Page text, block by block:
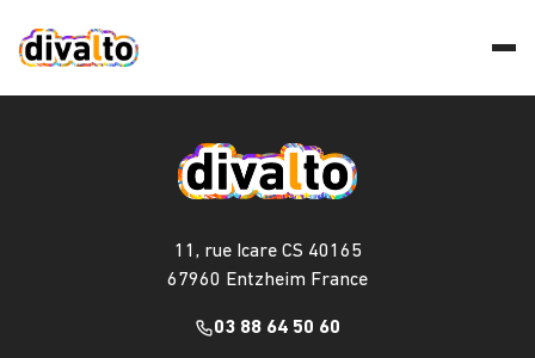
11, rue Icare CS 40165
67960 Entzheim France
03 88 64 50 60